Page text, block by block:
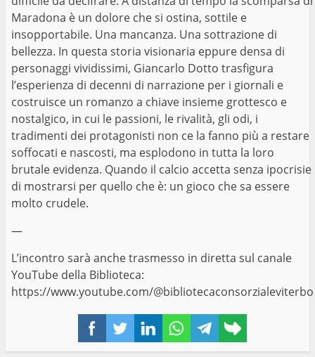
FacebookTwitterLinkedInWhatsAppTelegram
link
Maradona è un dolore che si ostina, sottile e
insopportabile. Una mancanza. Una sottrazione di
bellezza. In questa storia visionaria eppure densa di
personaggi vividissimi, Giancarlo Dotto trasfigura
l’esperienza di decenni di narrazione per i giornali e
costruisce un romanzo a chiave insieme grottesco e
nostalgico, in cui le passioni, le rivalità, gli odi, i
tradimenti dei protagonisti non ce la fanno più a restare
soffocati e nascosti, ma esplodono in tutta la loro
brutale evidenza. Quando il calcio accetta senza ipocrisie
di mostrarsi per quello che è: un gioco che sa essere
molto crudele.
—
L’incontro sarà anche trasmesso in diretta sul canale
YouTube della Biblioteca:
https://www.youtube.com/@bibliotecaconsorzialeviterbo